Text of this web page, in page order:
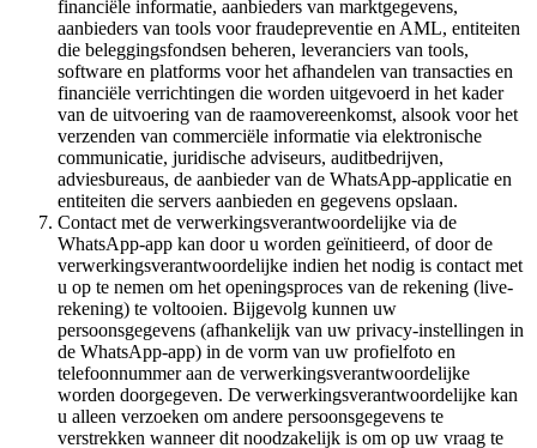
financiële informatie, aanbieders van marktgegevens,
aanbieders van tools voor fraudepreventie en AML, entiteiten
die beleggingsfondsen beheren, leveranciers van tools,
software en platforms voor het afhandelen van transacties en
financiële verrichtingen die worden uitgevoerd in het kader
van de uitvoering van de raamovereenkomst, alsook voor het
verzenden van commerciële informatie via elektronische
communicatie, juridische adviseurs, auditbedrijven,
adviesbureaus, de aanbieder van de WhatsApp-applicatie en
entiteiten die servers aanbieden en gegevens opslaan.
Contact met de verwerkingsverantwoordelijke via de
WhatsApp-app kan door u worden geïnitieerd, of door de
verwerkingsverantwoordelijke indien het nodig is contact met
u op te nemen om het openingsproces van de rekening (live-
rekening) te voltooien. Bijgevolg kunnen uw
persoonsgegevens (afhankelijk van uw privacy-instellingen in
de WhatsApp-app) in de vorm van uw profielfoto en
telefoonnummer aan de verwerkingsverantwoordelijke
worden doorgegeven. De verwerkingsverantwoordelijke kan
u alleen verzoeken om andere persoonsgegevens te
verstrekken wanneer dit noodzakelijk is om op uw vraag te